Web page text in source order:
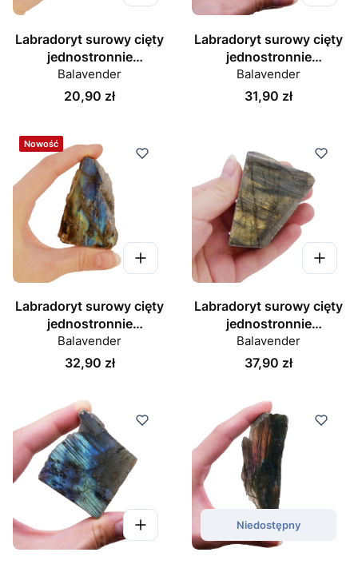
Labradoryt surowy cięty
jednostronnie
polerowany nr 067
Balavender
Cena
20,90 zł
Labradoryt surowy cięty
jednostronnie
polerowany nr 068
Balavender
Cena
31,90 zł
Nowość
Labradoryt surowy cięty
jednostronnie
polerowany nr 069
Balavender
Cena
32,90 zł
Labradoryt surowy cięty
jednostronnie
polerowany nr 070
Balavender
Cena
37,90 zł
Niedostępny